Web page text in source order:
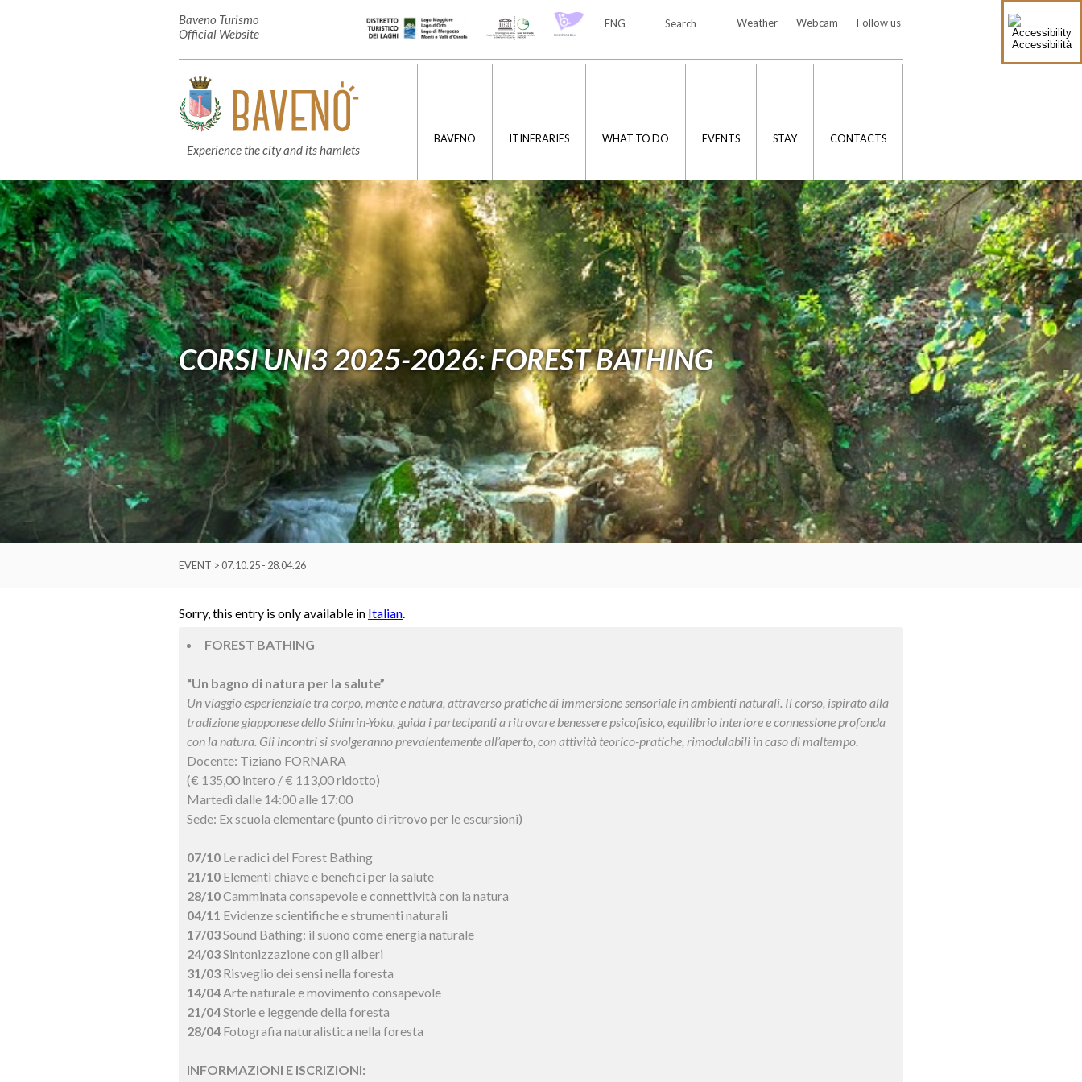
Accessibilità
Baveno Turismo
Official Website
Follow us
Webcam
Weather
Search
ENG
Experience the city and its hamlets
BAVENO ITINERARIES WHAT TO DO EVENTS STAY CONTACTS
CORSI UNI3 2025-2026: FOREST BATHING
EVENT > 07.10.25 - 28.04.26
Sorry, this entry is only available in Italian.
FOREST BATHING
“Un bagno di natura per la salute”
Un viaggio esperienziale tra corpo, mente e natura, attraverso pratiche di immersione sensoriale in ambienti naturali. Il corso, ispirato alla
tradizione giapponese dello Shinrin-Yoku, guida i partecipanti a ritrovare benessere psicofisico, equilibrio interiore e connessione profonda
con la natura. Gli incontri si svolgeranno prevalentemente all’aperto, con attività teorico-pratiche, rimodulabili in caso di maltempo.
Docente: Tiziano FORNARA
(€ 135,00 intero / € 113,00 ridotto)
Martedì dalle 14:00 alle 17:00
Sede: Ex scuola elementare (punto di ritrovo per le escursioni)
07/10 Le radici del Forest Bathing
21/10 Elementi chiave e benefici per la salute
28/10Camminata consapevole e connettività con la natura
04/11 Evidenze scientifiche e strumenti naturali
17/03Sound Bathing: il suono come energia naturale
24/03Sintonizzazione con gli alberi
31/03 Risveglio dei sensi nella foresta
14/04Arte naturale e movimento consapevole
21/04Storie e leggende della foresta
28/04 Fotografia naturalistica nella foresta
INFORMAZIONI E ISCRIZIONI: